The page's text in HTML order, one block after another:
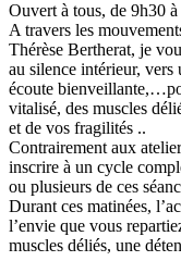
Ouvert à tous, de 9h30
A travers les
Thérèse Bertherat, je
au silence intérieur, vers
écoute
vitalisé, des muscles
et de vos fragilités ..
Contrairement aux
inscrire à un cycle
ou plusieurs de ces
Durant ces matinées,
l’envie que vous
muscles déliés, une